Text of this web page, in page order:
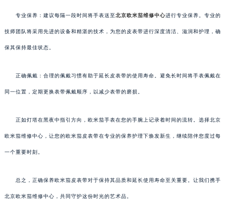
专业保养：建议每隔一段时间将手表送至北京欧米茄维修中心进行专业保养。专业的
技师团队将采用先进的设备和精湛的技术，为您的皮表带进行深度清洁、滋润和护理，确
保其保持最佳状态。
正确佩戴：合理的佩戴习惯有助于延长皮表带的使用寿命。避免长时间将手表佩戴在
同一位置，定期更换表带佩戴顺序，以减少表带的磨损。
正如灯塔在黑夜中指引方向，欧米茄手表在您的手腕上记录着时间的流转。选择北京
欧米茄维修中心，让您的欧米茄皮表带在专业的保养护理下焕发新生，继续陪伴您度过每
一个重要时刻。
总之，正确保养欧米茄皮表带对于保持其品质和延长使用寿命至关重要。让我们携手
北京欧米茄维修中心，共同守护这份时光的艺术品。